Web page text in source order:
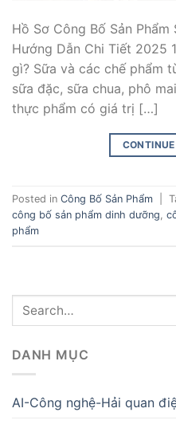
Hồ Sơ Công Bố Sản Phẩm
Hướng Dẫn Chi Tiết 2025
gì? Sữa và các chế phẩm
sữa đặc, sữa chua, phô
thực phẩm có giá trị […]
Posted in Công Bố Sản Phẩm
công bố sản phẩm dinh dưỡng,
phẩm
DANH MỤC
AI-Công nghệ-Hải quan